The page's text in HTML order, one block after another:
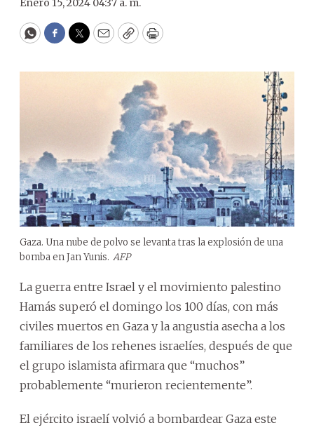
Enero 15, 2024 04:37 a. m.
WhatsApp
Facebook
Twitter
EmailCopyPrint
Gaza. Una nube de polvo se levanta tras la explosión de una
bomba en Jan Yunis. AFP
La guerra entre Israel y el movimiento palestino
Hamás superó el domingo los 100 días, con más
civiles muertos en Gaza y la angustia asecha a los
familiares de los rehenes israelíes, después de que
el grupo islamista afirmara que “muchos”
probablemente “murieron recientemente”.
El ejército israelí volvió a bombardear Gaza este